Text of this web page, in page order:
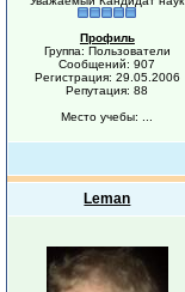
Профиль
Группа: Пользователи
Сообщений: 907
Регистрация: 29.05.2006
Репутация: 88
Место учебы: ...
Leman